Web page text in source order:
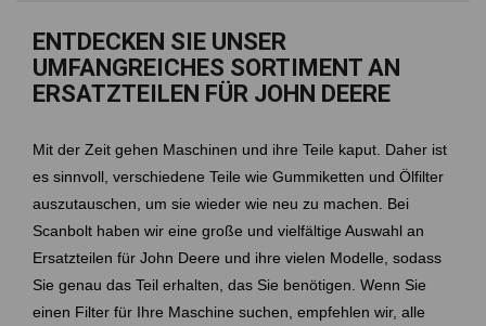
ENTDECKEN SIE UNSER
UMFANGREICHES SORTIMENT AN
ERSATZTEILEN FÜR JOHN DEERE
Mit der Zeit gehen Maschinen und ihre Teile kaput. Daher ist
es sinnvoll, verschiedene Teile wie Gummiketten und Ölfilter
auszutauschen, um sie wieder wie neu zu machen. Bei
Scanbolt haben wir eine große und vielfältige Auswahl an
Ersatzteilen für John Deere und ihre vielen Modelle, sodass
Sie genau das Teil erhalten, das Sie benötigen. Wenn Sie
einen Filter für Ihre Maschine suchen, empfehlen wir, alle